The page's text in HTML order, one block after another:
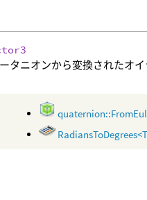
タニオンから変換されたオイ